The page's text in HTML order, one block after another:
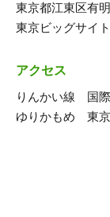
東京都江東区有
東京ビッグサイ
アクセス
りんかい線 国
ゆりかもめ 東